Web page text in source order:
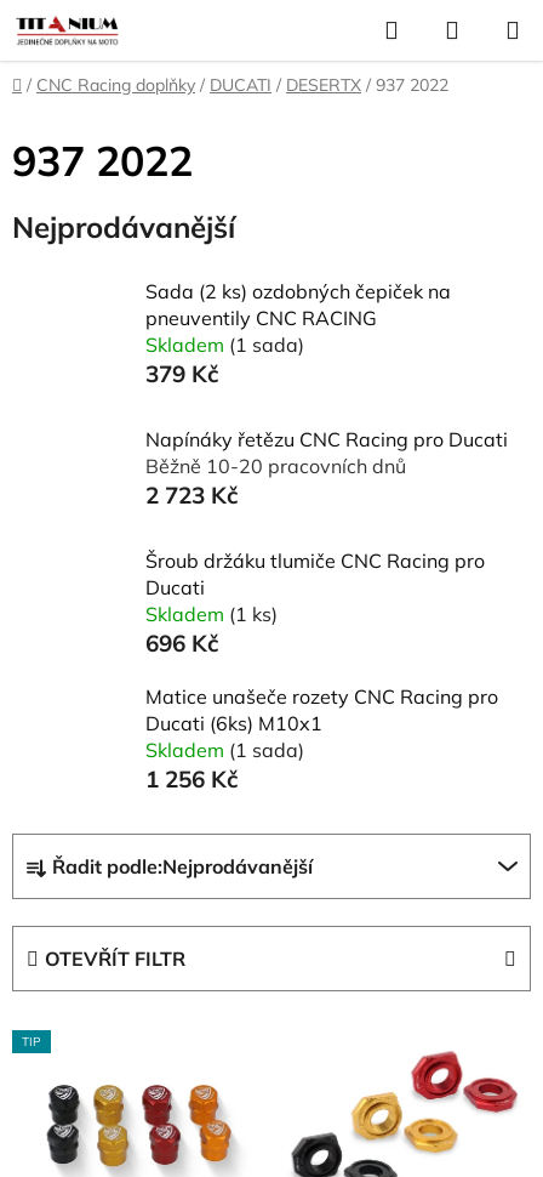
Přejít
na
obsah
Hledat
KOŠÍK
Domů
/ CNC Racing doplňky / DUCATI / DESERTX / 937 2022
937 2022
Nejprodávanější
Sada (2 ks) ozdobných čepiček na
pneuventily CNC RACING
Skladem (1 sada)
379 Kč
Napínáky řetězu CNC Racing pro Ducati
Běžně 10-20 pracovních dnů
2 723 Kč
Šroub držáku tlumiče CNC Racing pro
Ducati
Skladem (1 ks)
696 Kč
Matice unašeče rozety CNC Racing pro
Ducati (6ks) M10x1
Skladem (1 sada)
1 256 Kč
a
z
p
Řadit podle:Nejprodávanější
OTEVŘÍT FILTR
V
ý
TIP